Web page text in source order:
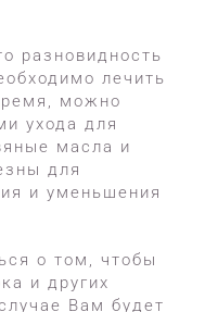
разновидность
лечить
можно
ухода для
масла и
для
и уменьшения
о том, чтобы
и других
Вам будет